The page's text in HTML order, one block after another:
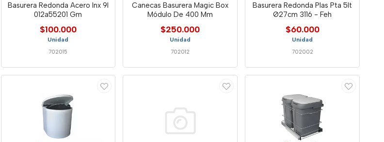
Basurera Redonda Acero Inx 9l
012a55201 Gm
$100.000
Unidad
702015
Canecas Basurera Magic Box
Módulo De 400 Mm
$250.000
Unidad
702012
Basurera Redonda Plas Pta 5lt
Ø27cm 3116 - Feh
$60.000
Unidad
702002